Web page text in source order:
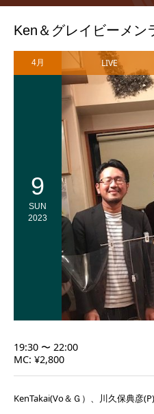
Ken＆グレイビーメン
4月
9
SUN
2023
LIVE
19:30 〜 22:00
MC: ¥2,800
KenTakai(Vo＆Ｇ）、川久保典彦